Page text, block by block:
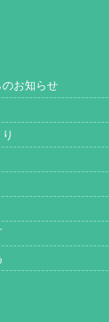
のお知らせ